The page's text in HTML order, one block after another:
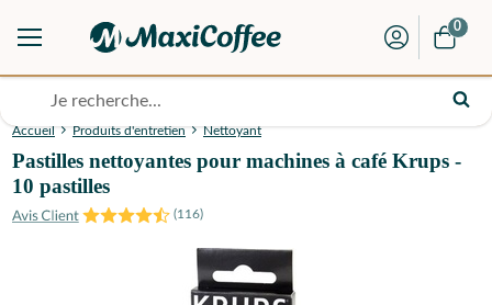
0
Accueil Produits d'entretien Nettoyant
Pastilles nettoyantes pour machines à café Krups -
10 pastilles
(116)